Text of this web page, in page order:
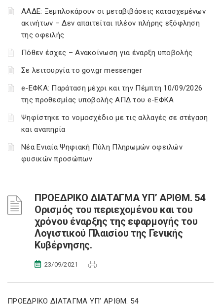
ΑΑΔΕ: Ξεμπλοκάρουν οι μεταβιβάσεις κατασχεμένων
ακινήτων – Δεν απαιτείται πλέον πλήρης εξόφληση
της οφειλής
Πόθεν έσχες – Ανακοίνωση για έναρξη υποβολής
Σε λειτουργία το gov.gr messenger
e-ΕΦΚΑ: Παράταση μέχρι και την Πέμπτη 10/09/2026
της προθεσμίας υποβολής ΑΠΔ του e-ΕΦΚΑ
Ψηφίστηκε το νομοσχέδιο με τις αλλαγές σε στέγαση
και αναπηρία
Νέα Ενιαία Ψηφιακή Πύλη Πληρωμών οφειλών
φυσικών προσώπων
ΠΡΟΕΔΡΙΚΟ ΔΙΑΤΑΓΜΑ ΥΠ’ ΑΡΙΘΜ. 54
Oρισμός του περιεχομένου και του
χρόνου έναρξης της εφαρμογής του
Λογιστικού Πλαισίου της Γενικής
Κυβέρνησης.
23/09/2021
ΠΡΟΕΔΡΙΚΟ ΔΙΑΤΑΓΜΑ ΥΠ’ ΑΡΙΘΜ. 54